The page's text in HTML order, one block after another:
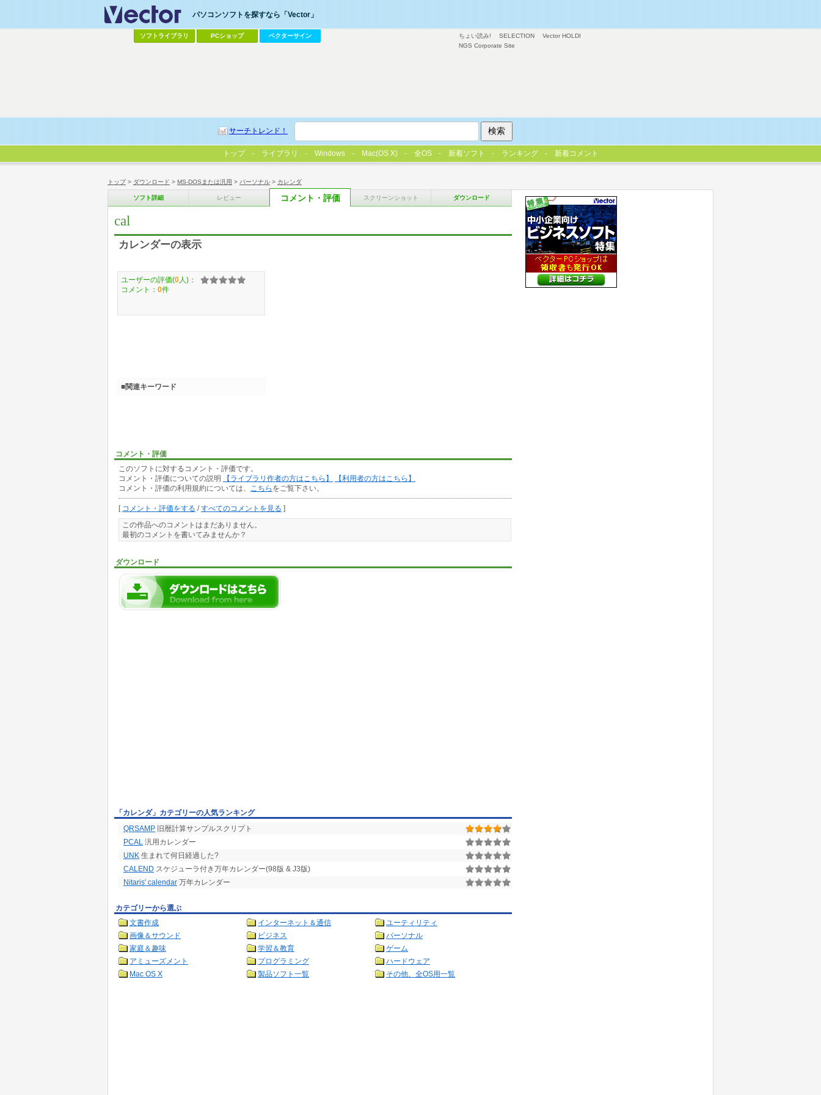
トップ> ダウンロード > MS-DOSまたは汎用 > パーソナル > カレンダ
ソフト詳細 レビュー コメント・評価 スクリーンショット ダウンロード
cal
カレンダーの表示
コメント・評価
このソフトに対するコメント・評価です。
コメント・評価についての説明
【ライブラリ作者の方はこちら】
【利用者の方はこちら】
コメント・評価の利用規約については、
こちら をご覧下さい。
[ コメント・評価をする /すべてのコメントを見る ]
この作品へのコメントはまだありません。
最初のコメントを書いてみませんか？
ダウンロード
ユーザーの評価(0 人)：
コメント： 0件
■関連キーワード
「カレンダ」カテゴリーの人気ランキング
QRSAMP 旧暦計算サンプルスクリプト
PCAL 汎用カレンダー
UNK 生まれて何日経過した?
CALEND スケジューラ付き万年カレンダー(98版 & J3版)
Nitaris' calendar 万年カレンダー
カテゴリーから選ぶ
文書作成
インターネット＆通信
ユーティリティ
画像＆サウンド
ビジネス
パーソナル
家庭＆趣味
学習＆教育
ゲーム
アミューズメント
プログラミング
ハードウェア
Mac OS X
製品ソフト一覧 その他、全OS用一覧
ちょい読み! SELECTION
Vector HOLDI
NGS Corporate Site
パソコンソフトを探すなら「Vector」
ソフトライブラリ PCショップ ベクターサイン
サーチトレンド！
トップ ライブラリ Windows Mac(OS X) 全OS 新着ソフト ランキング 新着コメント